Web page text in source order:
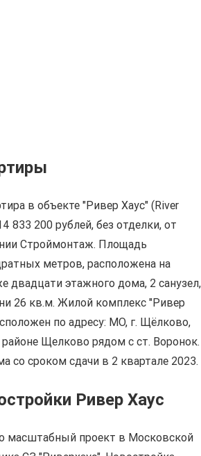
в объекте "Ривер Хаус" (River
833 200 рублей, без отделки, от
Строймонтаж. Площадь
метров, расположена на
двадцати этажного дома, 2 санузел,
26 кв.м. Жилой комплекс "Ривер
по адресу: МО, г. Щёлково,
районе Щелково рядом с ст. Воронок.
со сроком сдачи в 2 квартале 2023.
Ривер Хаус
масштабный проект в Московской